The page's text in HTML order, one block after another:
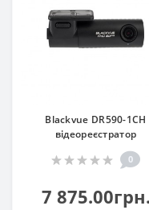
Blackvue DR590-1CH
відеореєстратор
0
7 875.00грн.